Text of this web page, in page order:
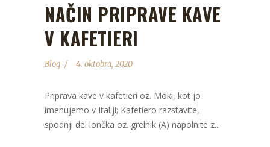
NAČIN PRIPRAVE KAVE
V KAFETIERI
Blog 4. oktobra, 2020
Priprava kave v kafetieri oz. Moki, kot jo
imenujemo v Italiji; Kafetiero razstavite,
spodnji del lončka oz. grelnik (A) napolnite z...